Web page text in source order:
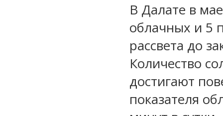
В Далате в
облачных и 5
рассвета до
Количество
достигают
показателя